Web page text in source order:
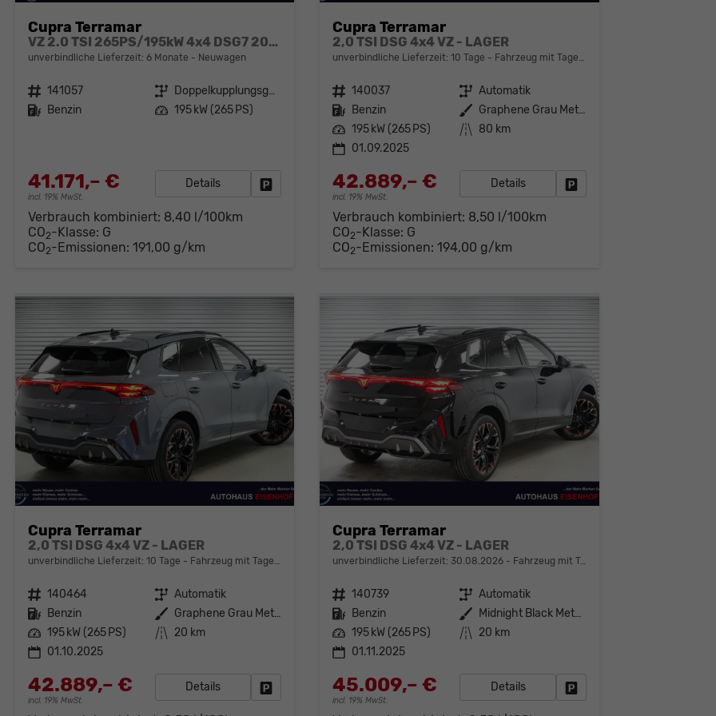
Cupra Terramar
VZ 2.0 TSI 265PS/195kW 4x4 DSG7 2026 *+19" LM-Felgen +KESSY +Soundaktor*
unverbindliche Lieferzeit: 6 Monate Neuwagen
Fahrzeugnr. 141057 Getriebe
Doppelkupplungsgetriebe (DSG)
Kraftstoff Benzin Leistung 195 kW (265 PS)
41.171,– €
incl. 19% MwSt.
Details Fahrzeug parken
Verbrauch kombiniert: 8,40 l/100km
CO2-Klasse: G
CO2-Emissionen: 191,00 g/km
Cupra Terramar
2,0 TSI DSG 4x4 VZ - LAGER
unverbindliche Lieferzeit:10 Tage Fahrzeug mit Tageszulassung
Fahrzeugnr. 140037 Getriebe Automatik
Kraftstoff Benzin Außenfarbe
Graphene Grau Metallic (R6)
Leistung 195 kW (265 PS) Kilometerstand 80 km
01.09.2025
42.889,– €
incl. 19% MwSt.
Details
Verbrauch kombiniert: 8,50 l/100km
CO2-Klasse: G
CO2-Emissionen:194,00 g/km
Cupra Terramar
2,0 TSI DSG 4x4 VZ - LAGER
unverbindliche Lieferzeit: 10 Tage Fahrzeug mit Tageszulassung
Fahrzeugnr. 140464 Getriebe Automatik
Kraftstoff Benzin Außenfarbe
Graphene Grau Metallic (R6)
Leistung 195 kW (265 PS) Kilometerstand 20 km
01.10.2025
42.889,– €
incl. 19% MwSt.
Details Fahrzeug parken
Cupra Terramar
2,0 TSI DSG 4x4 VZ - LAGER
unverbindliche Lieferzeit: 30.08.2026 Fahrzeug mit Tageszulassung
Fahrzeugnr. 140739 Getriebe Automatik
Kraftstoff Benzin Außenfarbe
Midnight Black Metallic (0E)
Leistung 195 kW (265 PS) Kilometerstand 20 km
01.11.2025
45.009,– €
incl. 19% MwSt.
Details